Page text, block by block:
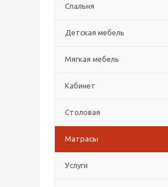
Спальня
Детская мебель
Мягкая мебель
Кабинет
Столовая
Матрасы
Услуги